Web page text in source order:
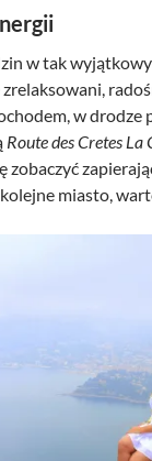
w tak
w drodze
Route des Cretes La
zobaczyć
, kolejne miasto,